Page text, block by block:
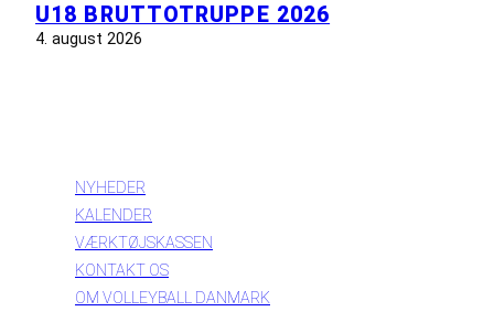
U18 BRUTTOTRUPPE 2026
4. august 2026
NYHEDER
KALENDER
VÆRKTØJSKASSEN
KONTAKT OS
OM VOLLEYBALL DANMARK